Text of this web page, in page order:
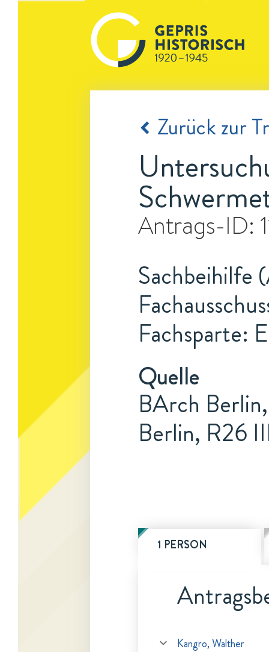
Zurück zur
Antrags-ID:
Sachbeihilfe
Fachsparte:
Quelle
BArch
Berlin, R26
1 PERSON
Kangro, Walther